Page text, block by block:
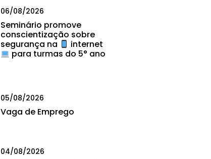
06/08/2026
Seminário promove
conscientização sobre
segurança na
internet
para turmas do 5° ano
05/08/2026
Vaga de Emprego
04/08/2026